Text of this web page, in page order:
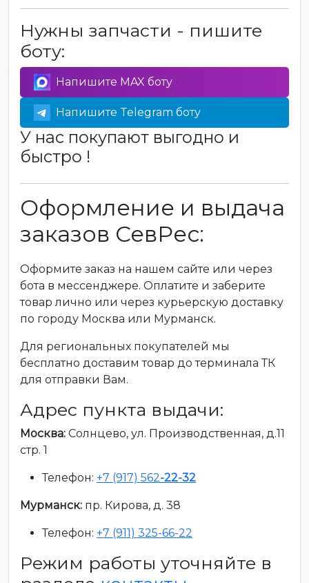
Нужны запчасти - пишите
боту:
Напишите MAX боту
Напишите Telegram боту
У нас покупают выгодно и
быстро !
Оформление и выдача
заказов СевРес:
Оформите заказ на нашем сайте или через
бота в мессенджере. Оплатите и заберите
товар лично или через курьерскую доставку
по городу Москва или Мурманск.
Для региональных покупателей мы
бесплатно доставим товар до терминала ТК
для отправки Вам.
Адрес пункта выдачи:
Москва: Солнцево, ул. Производственная, д.11
стр. 1
Телефон: +7 (917) 562-22-32
Мурманск: пр. Кирова, д. 38
Телефон: +7 (911) 325-66-22
Режим работы уточняйте в